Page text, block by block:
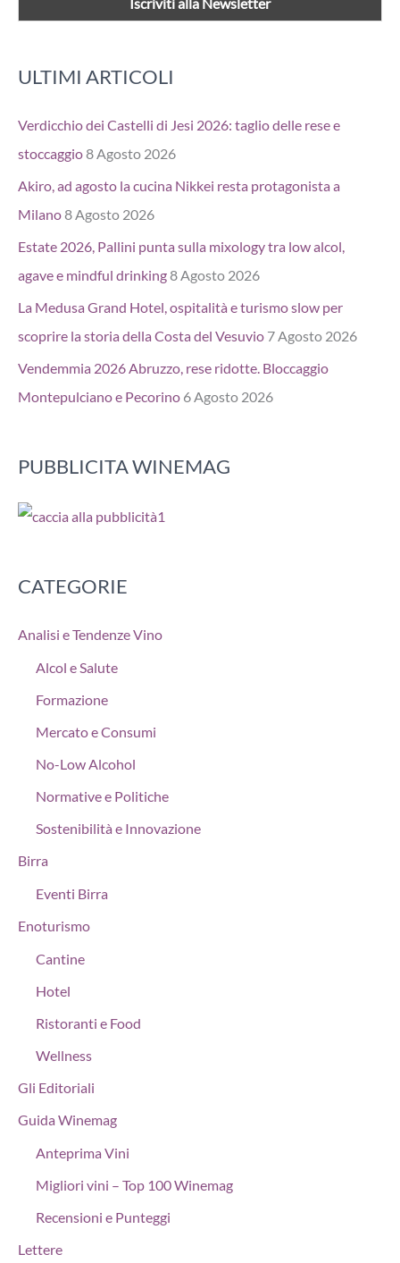
ULTIMI ARTICOLI
Verdicchio dei Castelli di Jesi 2026: taglio delle rese e
stoccaggio8 Agosto 2026
Akiro, ad agosto la cucina Nikkei resta protagonista a
Milano8 Agosto 2026
Estate 2026, Pallini punta sulla mixology tra low alcol,
agave e mindful drinking8 Agosto 2026
La Medusa Grand Hotel, ospitalità e turismo slow per
scoprire la storia della Costa del Vesuvio 7 Agosto 2026
Vendemmia 2026 Abruzzo, rese ridotte. Bloccaggio
Montepulciano e Pecorino 6 Agosto 2026
PUBBLICITA WINEMAG
CATEGORIE
Analisi e Tendenze Vino
Alcol e Salute
Formazione
Mercato e Consumi
No-Low Alcohol
Normative e Politiche
Sostenibilità e Innovazione
Birra
Eventi Birra
Enoturismo
Cantine
Hotel
Ristoranti e Food
Wellness
Gli Editoriali
Guida Winemag
Anteprima Vini
Migliori vini – Top 100 Winemag
Recensioni e Punteggi
Lettere